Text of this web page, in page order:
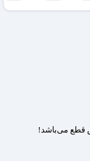
قطع می‌باشد!